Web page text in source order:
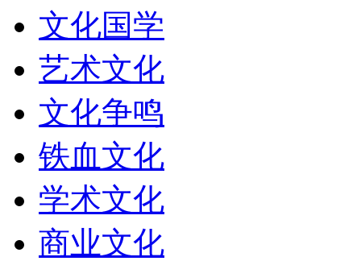
文化国学
艺术文化
文化争鸣
铁血文化
学术文化
商业文化